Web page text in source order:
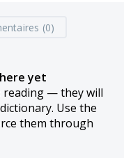
(0)
yet
reading — they will
Use the
them through